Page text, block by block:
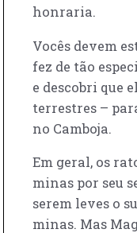
honraria.
Vocês devem
fez de tão
e descobri que
terrestres –
no Camboja.
Em geral, os
minas por seu
serem leves o
minas. Mas